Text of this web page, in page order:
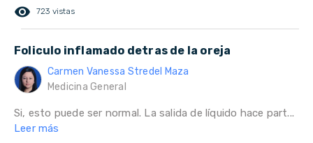
remove_red_eye 723 vistas
Foliculo inflamado detras de la oreja
Carmen Vanessa Stredel Maza
Medicina General
Si, esto puede ser normal. La salida de líquido hace part...
Leer más